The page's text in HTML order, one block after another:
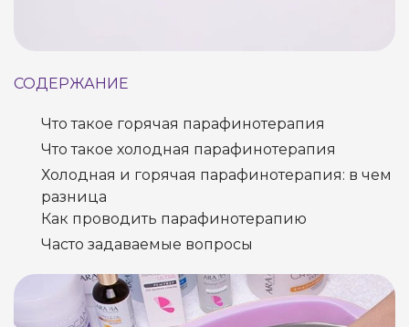
СОДЕРЖАНИЕ
Что такое горячая парафинотерапия
Что такое холодная парафинотерапия
Холодная и горячая парафинотерапия: в чем
разница
Как проводить парафинотерапию
Часто задаваемые вопросы